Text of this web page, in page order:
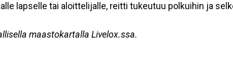
lapselle tai aloittelijalle, reitti tukeutuu polkuihin ja
maastokartalla Livelox.ssa.